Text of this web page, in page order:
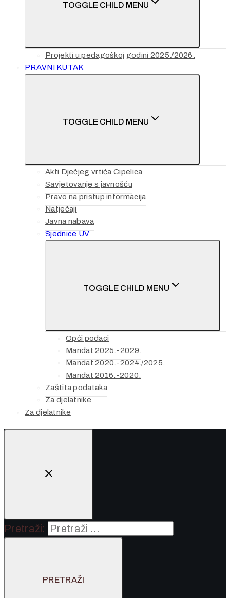
TOGGLE CHILD MENU
Projekti u pedagoškoj godini 2025./2026.
PRAVNI KUTAK
TOGGLE CHILD MENU
Akti Dječjeg vrtića Cipelica
Savjetovanje s javnošću
Pravo na pristup informacija
Natječaji
Javna nabava
Sjednice UV
TOGGLE CHILD MENU
Opći podaci
Mandat 2025.-2029.
Mandat 2020.-2024./2025.
Mandat 2016.-2020.
Zaštita podataka
Za djelatnike
Za djelatnike
Pretraži: